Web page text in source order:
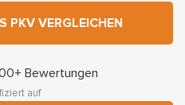
PKV VERGLEICHEN
Bewertungen
auf